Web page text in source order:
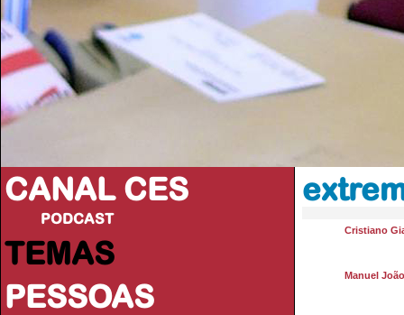
CANAL CES
PODCAST
TEMAS
PESSOAS
Cristiano
Manuel